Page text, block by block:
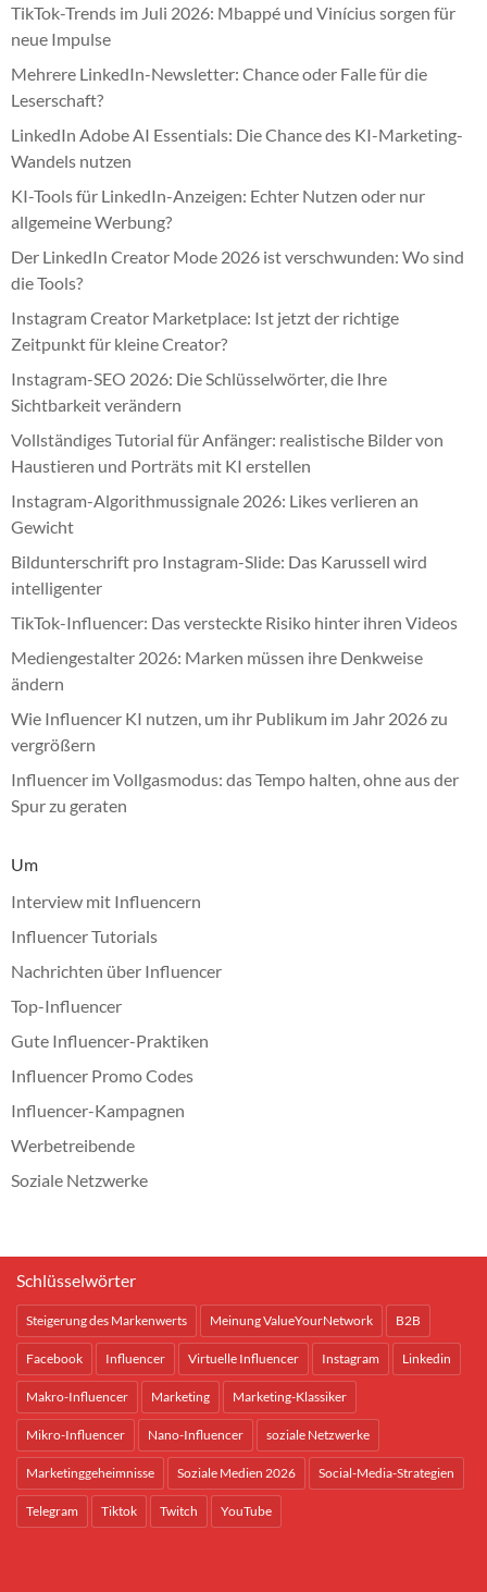
TikTok-Trends im Juli 2026: Mbappé und Vinícius sorgen für
neue Impulse
Mehrere LinkedIn-Newsletter: Chance oder Falle für die
Leserschaft?
LinkedIn Adobe AI Essentials: Die Chance des KI-Marketing-
Wandels nutzen
KI-Tools für LinkedIn-Anzeigen: Echter Nutzen oder nur
allgemeine Werbung?
Der LinkedIn Creator Mode 2026 ist verschwunden: Wo sind
die Tools?
Instagram Creator Marketplace: Ist jetzt der richtige
Zeitpunkt für kleine Creator?
Instagram-SEO 2026: Die Schlüsselwörter, die Ihre
Sichtbarkeit verändern
Vollständiges Tutorial für Anfänger: realistische Bilder von
Haustieren und Porträts mit KI erstellen
Instagram-Algorithmussignale 2026: Likes verlieren an
Gewicht
Bildunterschrift pro Instagram-Slide: Das Karussell wird
intelligenter
TikTok-Influencer: Das versteckte Risiko hinter ihren Videos
Mediengestalter 2026: Marken müssen ihre Denkweise
ändern
Wie Influencer KI nutzen, um ihr Publikum im Jahr 2026 zu
vergrößern
Influencer im Vollgasmodus: das Tempo halten, ohne aus der
Spur zu geraten
Um
Interview mit Influencern
Influencer Tutorials
Nachrichten über Influencer
Top-Influencer
Gute Influencer-Praktiken
Influencer Promo Codes
Influencer-Kampagnen
Werbetreibende
Soziale Netzwerke
Schlüsselwörter
Steigerung des Markenwerts Meinung ValueYourNetwork B2B
Facebook Influencer Virtuelle Influencer Instagram Linkedin
Makro-Influencer Marketing Marketing-Klassiker
Mikro-Influencer Nano-Influencer soziale Netzwerke
Marketinggeheimnisse Soziale Medien 2026 Social-Media-Strategien
Telegram Tiktok Twitch YouTube